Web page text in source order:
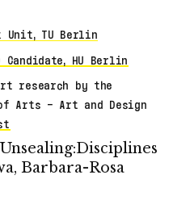
Unit, TU Berlin
HU Berlin
research by the
Arts – Art and Design
Barbara-Rosa